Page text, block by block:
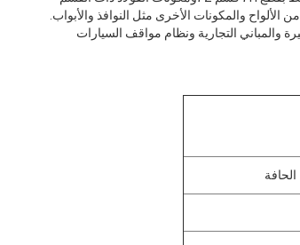
والمباني التجارية ونظام مواقف السيارات